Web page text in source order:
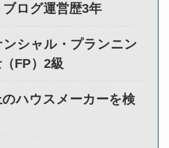
ログ運営歴3年
ンシャル・プランニン
FP）2級
のハウスメーカーを検